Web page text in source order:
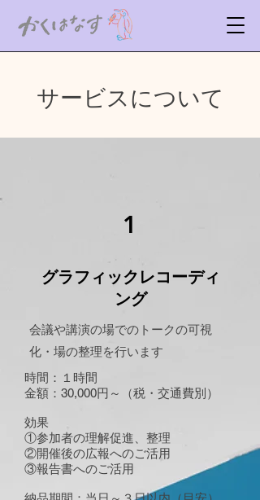
​サービスについて
1
​グラフィックレコーディ
ング
​会議や講演の場でのトークの可視
化・場の整理を行います
時間：１時間
金額：30,000円～（税・交通費別）
効果
①参加者の理解促進、整理
②開催後の広報へのご活用
③報告書へのご活用